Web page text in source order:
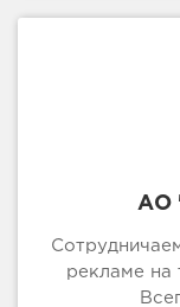
АО
рекламе на